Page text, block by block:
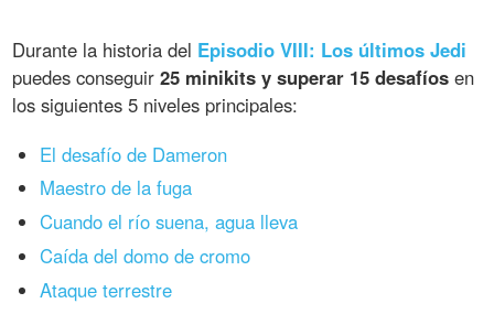
Durante la historia del Episodio VIII: Los últimos Jedi
puedes conseguir25 minikits y superar 15 desafíos en
los siguientes 5 niveles principales:
El desafío de Dameron
Maestro de la fuga
Cuando el río suena, agua lleva
Caída del domo de cromo
Ataque terrestre